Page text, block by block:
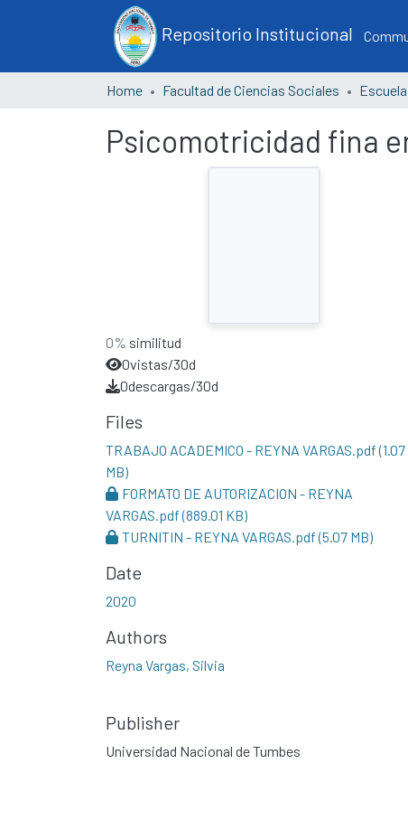
Repositorio Institucional
Home Facultad de Ciencias Sociales
Psicomotricidad fina
0% similitud
0vistas/30d
0descargas/30d
Files
TRABAJO ACADEMICO - REYNA VARGAS.pdf(1.07
MB)
FORMATO DE AUTORIZACION - REYNA
VARGAS.pdf(889.01 KB)
TURNITIN - REYNA VARGAS.pdf(5.07 MB)
Date
2020
Authors
Reyna Vargas, Silvia
Publisher
Universidad Nacional de Tumbes